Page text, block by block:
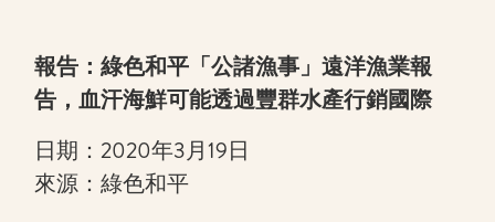
報告：綠色和平「公諸漁事」遠洋漁業報
告，血汗海鮮可能透過豐群水產行銷國際
日期：2020年3月19日
來源：綠色和平